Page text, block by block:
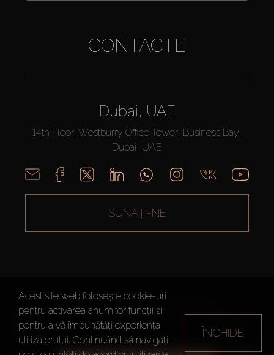
CONTACTE
Dubai, UAE
14th Floor, Westburry Office Tower, Business Bay,
Dubai, UAE
SUNAȚI-NE
AX CAPITAL ©2026 Toate drepturile rezervate
Termeni de
utilizare
Politica de
Confidențialitate
ului
Acest site web folosește cookie-uri
pentru activarea anumitor funcții și
pentru a vă îmbunătăți experiența
utilizatorului. Continuând să navigați
ÎNCHIDE